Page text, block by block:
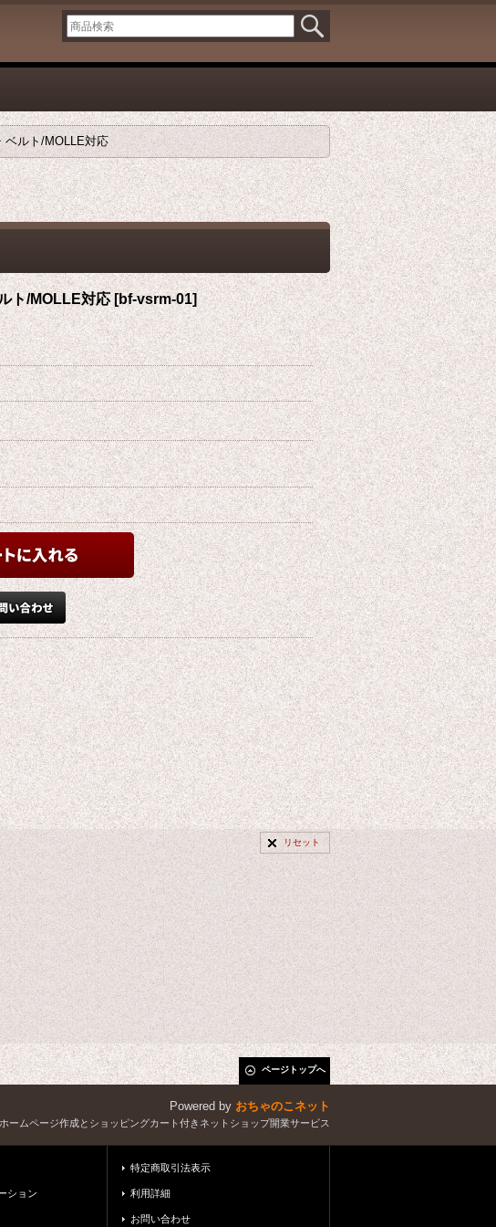
ベルト/MOLLE対応
ト/MOLLE対応 [bf-vsrm-01]
リセット
ページトップへ
Powered by おちゃのこネット
ホームページ作成とショッピングカート付きネットショップ開業サービス
ション
特定商取引法表示
利用詳細
お問い合わせ